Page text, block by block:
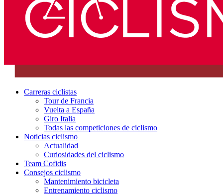
Carreras ciclistas
Tour de Francia
Vuelta a España
Giro Italia
Todas las competiciones de ciclismo
Noticias ciclismo
Actualidad
Curiosidades del ciclismo
Team Cofidis
Consejos ciclismo
Mantenimiento bicicleta
Entrenamiento ciclismo